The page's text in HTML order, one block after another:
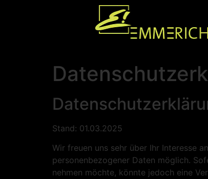
Stand: 01.03.2025
Wir freuen uns sehr über Ihr Interesse
personenbezogener Daten möglich.
nehmen möchte, könnte jedoch eine